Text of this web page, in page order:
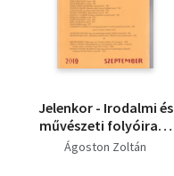
Jelenkor - Irodalmi és
művészeti folyóirat -
2019. szeptember
Ágoston Zoltán